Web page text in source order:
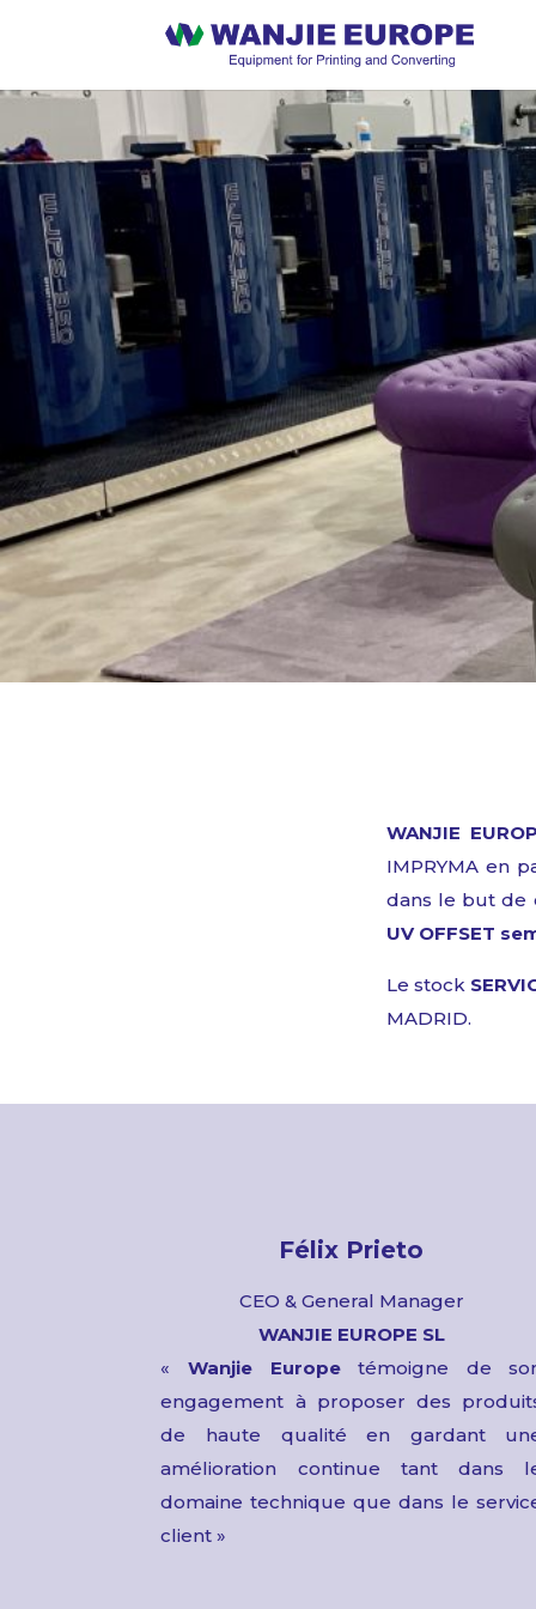
WANJIE
IMPRYMA en
dans le but de
UV OFFSET
Le stock
MADRID.
Félix Prieto
CEO & General Manager
WANJIE EUROPE SL
« Wanjie Europetémoigne de
engagement à proposer des
de haute qualité en gardant
amélioration continue tant dans
domaine technique que dans le
client »